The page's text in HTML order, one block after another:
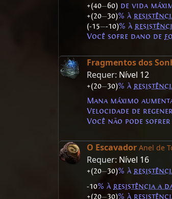
+(40—60) de vida
+(20—30)% à
(-15—-10)% à
Você sofre dano de
Fragmentos dos
Requer: Nível 12
+(20—30)% à
Mana máximo
Velocidade de
Você não pode sofrer
O Escavador Anel de
Requer: Nível 16
+(20—30)% à
-10% à resistência a
+(20—30)% à